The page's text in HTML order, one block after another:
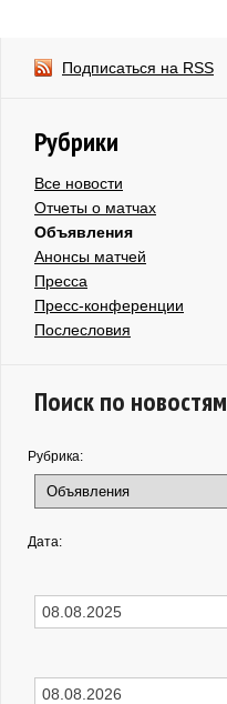
Подписаться на RSS
Рубрики
Все новости
Отчеты о матчах
Объявления
Анонсы матчей
Пресса
Пресс-конференции
Послесловия
Поиск по новостям
Рубрика:
Дата: